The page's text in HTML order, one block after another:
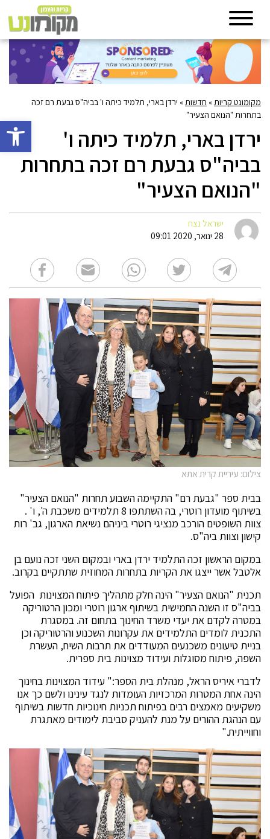
פתח
מקומונט קריות » חדשות » ירדן בארי, תלמיד כיתה ו' בביה"ס גבעת רם זכה
בתחרות "הנואם הצעיר"
ירדן בארי, תלמיד כיתה ו'
בביה"ס גבעת רם זכה בתחרות
"הנואם הצעיר"
ישראל נצח
28 ינואר, 2020 09:01
צילום: עיריית קרית אתא
בבית ספר "גבעת רם" התקיימה השבוע תחרות "הנואם הצעיר"
בשיתוף מועדון רוטרי, בה השתתפו 8 תלמידים משכבת ה', ו' .
צוות השופטים הורכב מנציגי רוטרי ביניהם נשיאת הארגון, גב' רות
קישון וצוות ביה"ס.
במקום הראשון זכה התלמיד ירדן בארי ובמקום השני זכה נועם בן
אלטבל אשר ייצגו את הקריות בתחרות המחוזית שתתקיים בקרוב.
תכנית "הנואם הצעיר" הינה חלק מתהליך פיתוח המצוינות הפועל
בביה"ס זו השנה החמישית בשיתוף ארגון רוטרי ומכון הרטוריקה
במטרה לקדם את יעדי משרד החינוך בתחום זה. במסגרת
התכנית לומדים התלמידים את עקרונות השכנוע והרטוריקה וכן
בניית טיעונים משכנעים המעודדים את תרבות השיח, העשרת
השפה, פיתוח מסוגלות ועידוד מצוינות בית ספרית.
לדברי איריס הראל, מנהלת בית הספר:" עידוד המצוינות בחינוך
הינה אחת המטרות המרכזיות העומדות לנגד עינינו ולשם כך אנו
משקיעים מאמצים רבים בפיתוח תכניות חינוכיות חדשות בשיתוף
עם הנהגת ההורים על מנת להעניק סביבת לימודים מאתגרת
וחווייתית."